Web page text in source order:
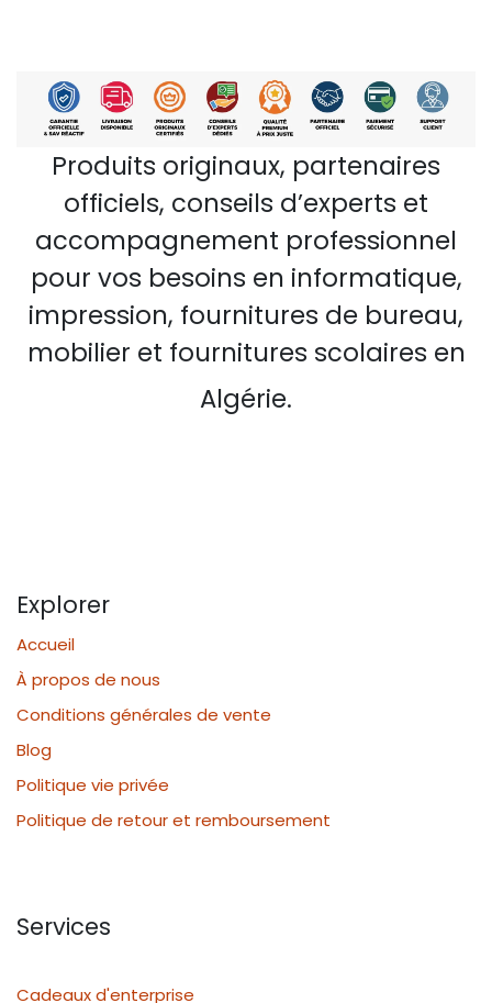
Produits originaux, partenaires
officiels, conseils d’experts et
accompagnement professionnel
pour vos besoins en informatique,
impression, fournitures de bureau,
mobilier et fournitures scolaires en
Algérie.
Explorer
Accueil
À propos de nous
Conditions générales de vente
Blog
Politique vie privée
Politique de retour et remboursement
Services
Cadeaux d'enterprise